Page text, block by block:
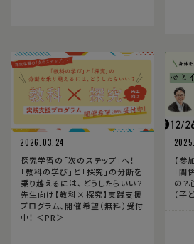
2026.03.24
探究学習の「次のステップ」へ！
「教科の学び」と「探究」の分断を
乗り越えるには、どうしたらいい？
先生向け【教科×探究】実践支援
プログラム、開催希望（無料）受付
中！ ＜PR＞
【参
「関
の？
（子